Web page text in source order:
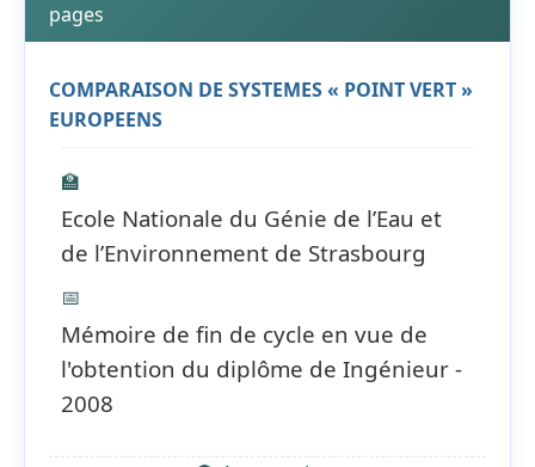
pages
COMPARAISON DE SYSTEMES « POINT VERT »
EUROPEENS
🏫
Ecole Nationale du Génie de l’Eau et
de l’Environnement de Strasbourg
📅
Mémoire de fin de cycle en vue de
l'obtention du diplôme de Ingénieur -
2008